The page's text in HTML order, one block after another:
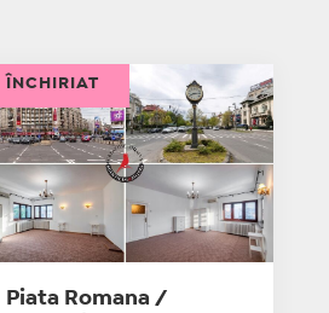
Piata Romana /
ÎNCHIRIAT